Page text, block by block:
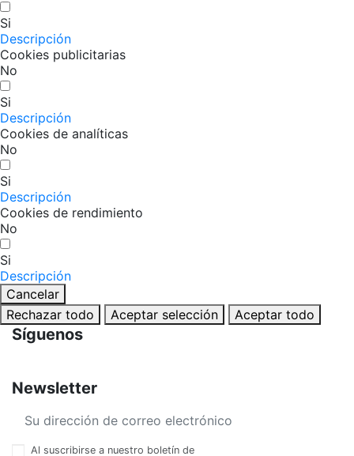
Si
Descripción
Cookies publicitarias
No
Si
Descripción
Cookies de analíticas
No
Si
Descripción
Cookies de rendimiento
No
Si
Descripción
Cancelar
Rechazar todo
Aceptar selección Aceptar todo
Síguenos
Newsletter
Al suscribirse a nuestro boletín de